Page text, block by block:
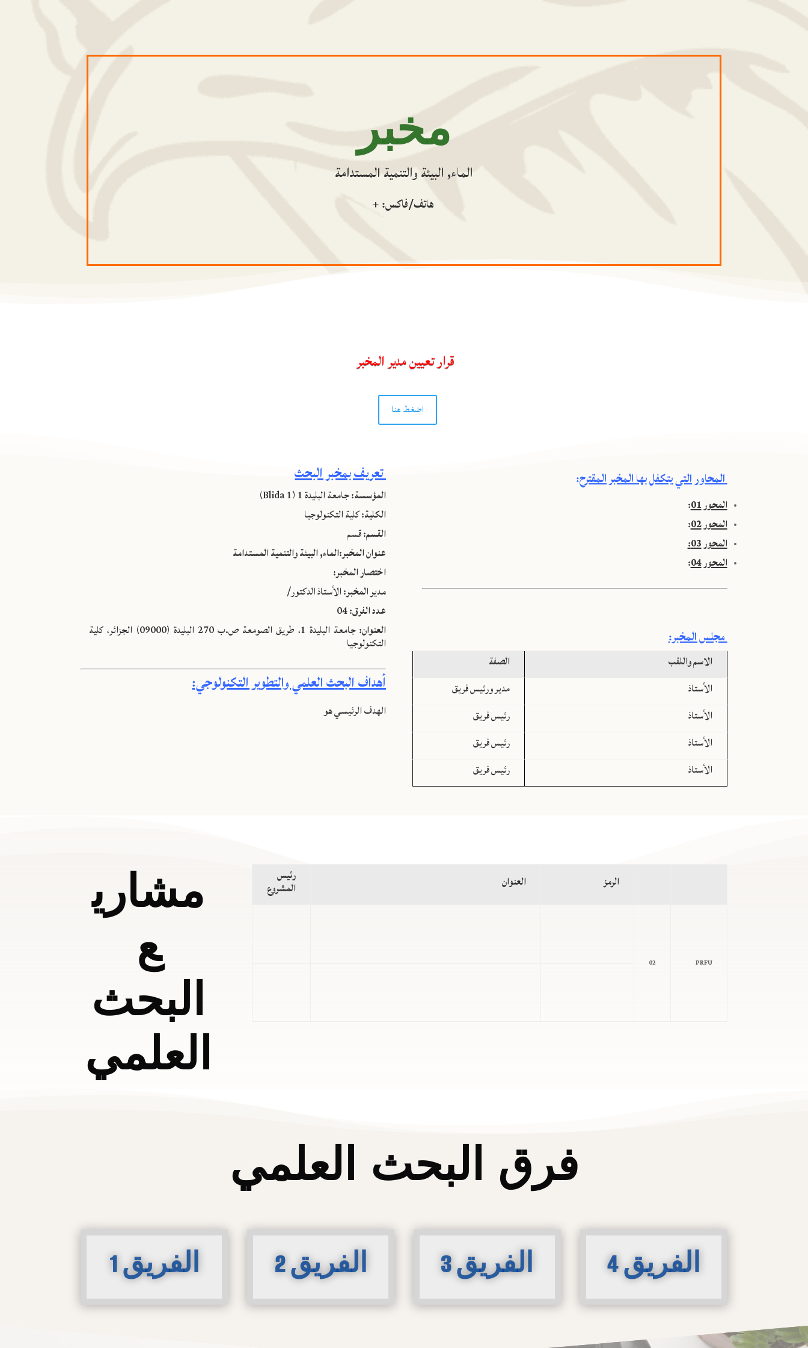
مخبر
الماء, البيئة والتنمية المستدامة
هاتف/فاكس: +
قرار تعيين مدير المخبر
اضغط هنا
تعريف بمخبر البحث
المؤسسة:جامعة البليدة 1 (Blida 1)
الكلية:كلية التكنولوجيا
القسم:قسم
عنوان المخبر:الماء, البيئة والتنمية المستدامة
اختصار المخبر:
مدير المخبر:الأستاذ الدكتور/
عدد الفرق:
العنوان:
جامعة البليدة 1، طريق الصومعة ص.ب 270 البليدة (09000) الجزائر، كلية
التكنولوجيا
أهداف البحث العلمي والتطوير التكنولوجي:
الهدف الرئيسي هو
المحاور التي يتكفل بها المخبر المقترح:
المحور 01 :
المحور 02 :
المحور 03:
المحور 04 :
مجلس المخبر:
الاسم واللقب
الصفة
الأستاذ
مدير ورئيس فريق
الأستاذ
رئيس فريق
الأستاذ
رئيس فريق
الأستاذ
رئيس فريق
مشاري
ع
البحث
العلمي
الرمز العنوان رئيس
المشروع
PRFU
02
فرق البحث العلمي
الفريق 1 الفريق 2 الفريق 3 الفريق 4